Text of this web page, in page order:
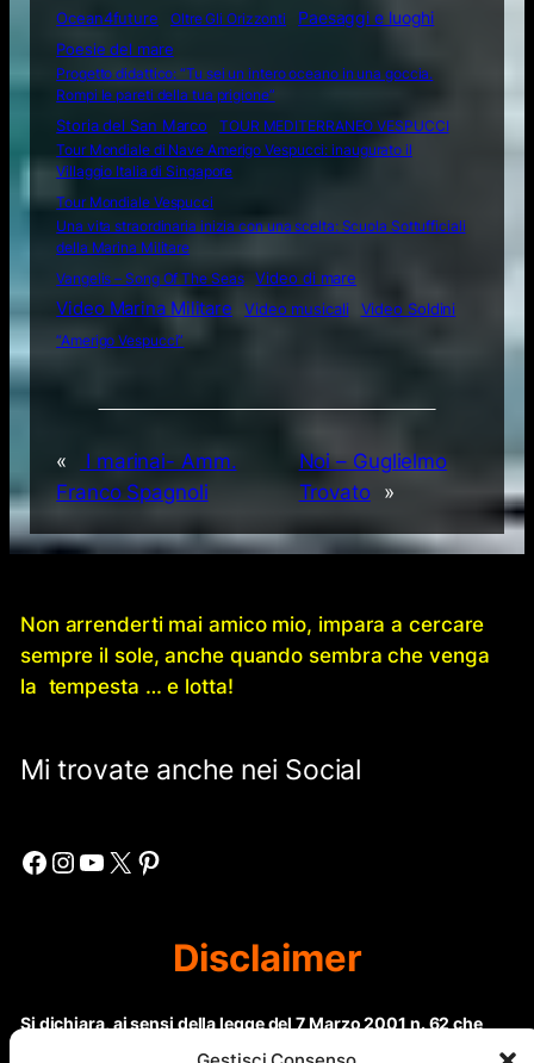
Ocean4future
Oltre Gli Orizzonti
Paesaggi e luoghi
Poesie del mare
Progetto didattico: “Tu sei un intero oceano in una goccia.
Rompi le pareti della tua prigione”
Storia del San Marco
TOUR MEDITERRANEO VESPUCCI
Tour Mondiale di Nave Amerigo Vespucci: inaugurato il
Villaggio Italia di Singapore
Tour Mondiale Vespucci
Una vita straordinaria inizia con una scelta: Scuola Sottufficiali
della Marina Militare
Vangelis – Song Of The Seas
Video di mare
Video Marina Militare Video musicali
Video Soldini
“Amerigo Vespucci”
«
I marinai- Amm.
Franco Spagnoli
Noi – Guglielmo
Trovato
»
Non arrenderti mai amico mio, impara a cercare
sempre il sole, anche quando sembra che venga
la tempesta … e lotta!
Mi trovate anche nei Social
Facebook Instagram YouTube X Pinterest
Disclaimer
Si dichiara, ai sensi della legge del 7 Marzo 2001 n. 62 che
questo sito non rientra nella categoria di “Informazione